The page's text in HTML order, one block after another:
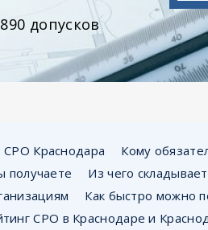
допусков
СРО Краснодара
Кому
получаете
Из чего
Как быстро можно
СРО в Краснодаре и